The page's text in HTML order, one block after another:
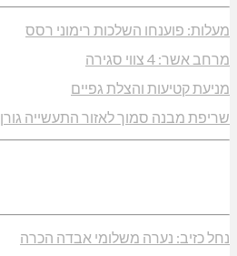
מעלות: פוענחו השלכות רימוני רסס
מרחב אשר: 4 צווי סגירה
מניעת קטיעות והצלת גפיים
שריפת מבנה סמוך לאזור התעשייה גורן
נחל כזיב: נערה משלומי אבדה הכרה